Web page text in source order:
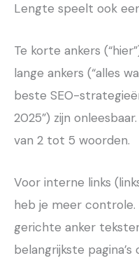
Lengte speelt ook
Te korte ankers
lange ankers (“alles
beste SEO-
2025”) zijn
van 2 tot 5 woorden.
Voor interne links
heb je meer controle.
gerichte anker
belangrijkste